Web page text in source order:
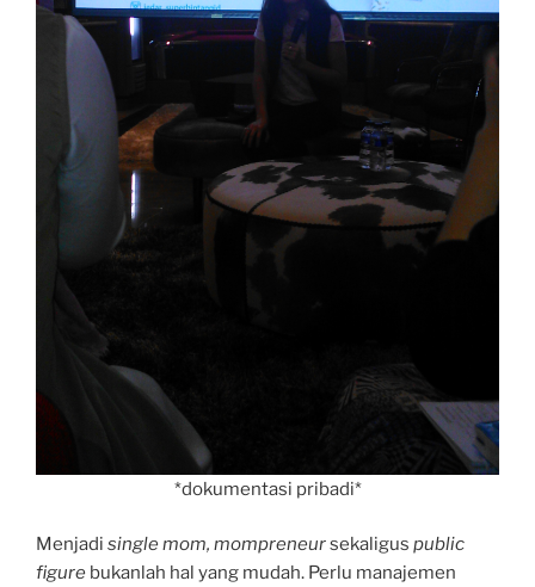
*dokumentasi pribadi*
Menjadi single mom, mompreneursekaligus public
figure bukanlah hal yang mudah. Perlu manajemen